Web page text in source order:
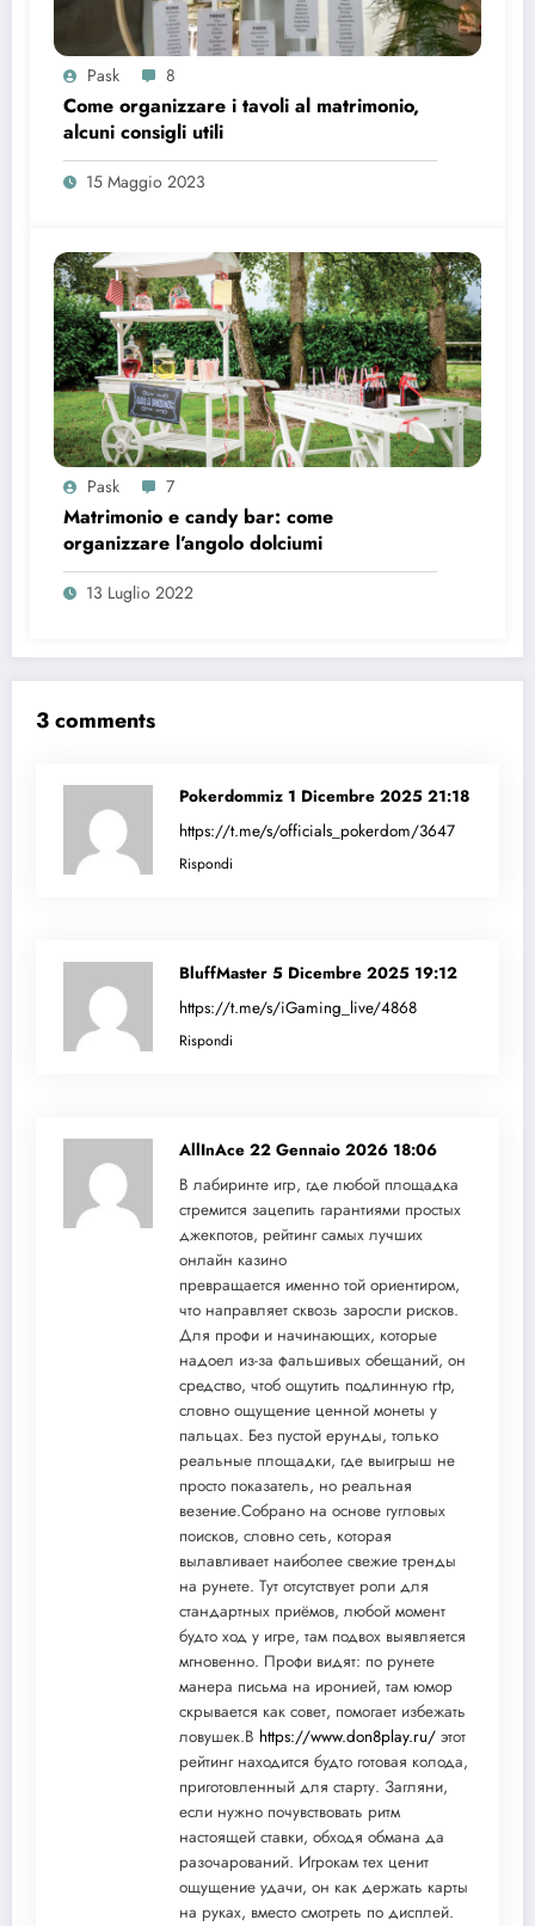
Pask 8
Come organizzare i tavoli al matrimonio,
alcuni consigli utili
15 Maggio 2023
Pask 7
Matrimonio e candy bar: come
organizzare l’angolo dolciumi
13 Luglio 2022
3 comments
Pokerdommiz 1 Dicembre 2025 21:18
https://t.me/s/officials_pokerdom/3647
Rispondi
BluffMaster 5 Dicembre 2025 19:12
https://t.me/s/iGaming_live/4868
Rispondi
AllInAce 22 Gennaio 2026 18:06
В лабиринте игр, где любой площадка
стремится зацепить гарантиями простых
джекпотов, рейтинг самых лучших
онлайн казино
превращается именно той ориентиром,
что направляет сквозь заросли рисков.
Для профи и начинающих, которые
надоел из-за фальшивых обещаний, он
средство, чтоб ощутить подлинную rtp,
словно ощущение ценной монеты у
пальцах. Без пустой ерунды, только
реальные площадки, где выигрыш не
просто показатель, но реальная
везение.Собрано на основе гугловых
поисков, словно сеть, которая
вылавливает наиболее свежие тренды
на рунете. Тут отсутствует роли для
стандартных приёмов, любой момент
будто ход у игре, там подвох выявляется
мгновенно. Профи видят: по рунете
манера письма на иронией, там юмор
скрывается как совет, помогает избежать
ловушек.В https://www.don8play.ru/ этот
рейтинг находится будто готовая колода,
приготовленный для старту. Загляни,
если нужно почувствовать ритм
настоящей ставки, обходя обмана да
разочарований. Игрокам тех ценит
ощущение удачи, он как держать карты
на руках, вместо смотреть по дисплей.